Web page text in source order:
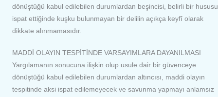
dönüştüğü kabul edilebilen durumlardan beşincisi, belirli bir hususu
ispat ettiğinde kuşku bulunmayan bir delilin açıkça keyfî olarak
dikkate alınmamasıdır.
MADDİ OLAYIN TESPİTİNDE VARSAYIMLARA DAYANILMASI
Yargılamanın sonucuna ilişkin olup usule dair bir güvenceye
dönüştüğü kabul edilebilen durumlardan altıncısı, maddi olayın
tespitinde aksi ispat edilemeyecek ve savunma yapmayı anlamsız